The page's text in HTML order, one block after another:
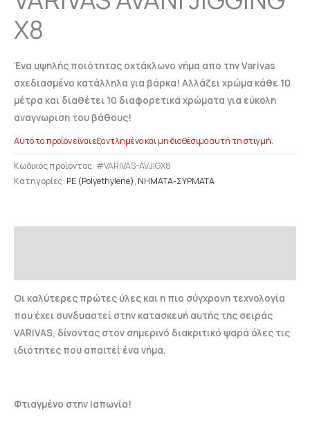
X8
Ένα υψηλής ποιότητας οχτάκλωνο νήμα απο την Varivas
σχεδιασμένο κατάλληλα για βάρκα! Αλλάζει χρώμα κάθε 10
μέτρα και διαθέτει 10 διαφορετικά χρώματα για εύκολη
αναγνωριση του βάθους!
Αυτό το προϊόν είναι εξαντλημένο και μη διαθέσιμο αυτή τη στιγμή.
Κωδικός προϊόντος: #VARIVAS-AVJIGX8
Κατηγορίες: PE (Polyethylene), ΝΗΜΑΤΑ-ΣΥΡΜΑΤΑ
Οι καλύτερες πρώτες ύλες και η πιο σύγχρονη τεχνολογία
που έχει συνδυαστεί στην κατασκευή αυτής της σειράς
VARIVAS, δίνοντας στον σημερινό διακριτικό ψαρά όλες τις
ιδιότητες που απαιτεί ένα νήμα.
Φτιαγμένο στην Ιαπωνία!